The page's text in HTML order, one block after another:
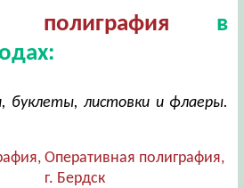
полиграфия в
буклеты, листовки и флаеры.
Оперативная полиграфия,
г. Бердск